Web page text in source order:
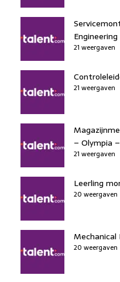
21 weergaven
21 weergaven
– Olympia
21 weergaven
Leerling
20 weergaven
Mechanical
20 weergaven